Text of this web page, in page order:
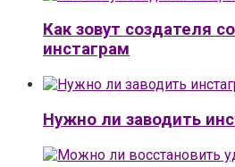
Как зовут создателя
инстаграм
Нужно ли заводить